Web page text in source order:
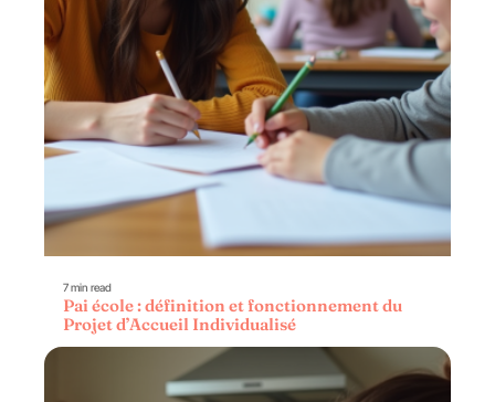
7 min read
Pai école : définition et fonctionnement du
Projet d’Accueil Individualisé